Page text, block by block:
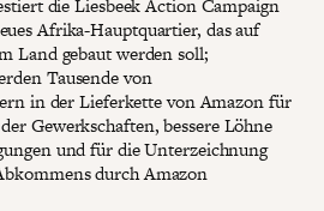
Afrika-Hauptquartier, das auf
Land gebaut werden soll;
Tausende von
in der Lieferkette von Amazon für
Gewerkschaften, bessere Löhne
und für die Unterzeichnung
durch Amazon